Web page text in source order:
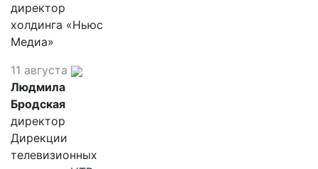
директор
холдинга «Ньюс
Медиа»
11 августа
Людмила
Бродская
директор
Дирекции
телевизионных